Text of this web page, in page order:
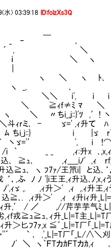
水) 03:39:18 ID:folzXs3Q
､
＼
ヽ
ヽ ﾄ､
､
i', i i メ
＼ , お姫
ﾂ ,′! 丶. ＼
=' ,ｨ升て ﾊ
i |ゞ r＼
i !⌒|ﾒ7 ｉ イ
:升x ､,x,ｨ
ｨ＿_iﾉ' ,ｨ
ﾌ7ｧ/王笊i|
'|i王王,ｨ升込､
' ,ｨ ,.ｨ升王,ｨ
ｨ升iｨ升_L|=T
芋气ﾐ_L|=T
主_L|=T厂圷､
厂「_L|=T厂「≧
「_L/∧＼刈刈｀ﾌ7ｧ,
ｶＦTカｶ,ｨ ､_王L|=T